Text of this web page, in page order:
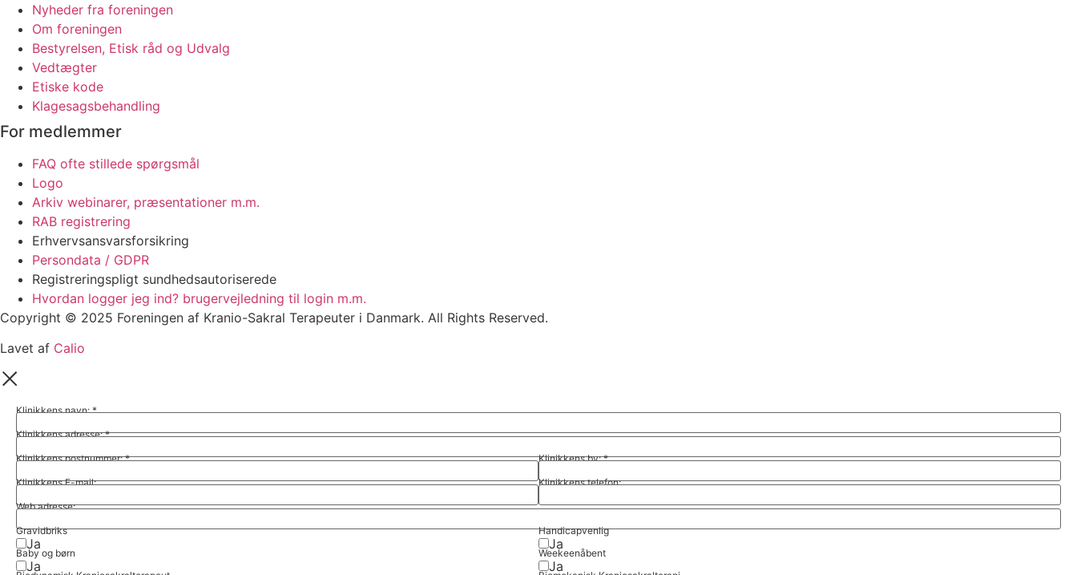
Nyheder fra foreningen
Om foreningen
Bestyrelsen, Etisk råd og Udvalg
Vedtægter
Etiske kode
Klagesagsbehandling
For medlemmer
FAQ ofte stillede spørgsmål
Logo
Arkiv webinarer, præsentationer m.m.
RAB registrering
Erhvervsansvarsforsikring
Persondata / GDPR
Registreringspligt sundhedsautoriserede
Hvordan logger jeg ind? brugervejledning til login m.m.
Copyright © 2025 Foreningen af Kranio-Sakral Terapeuter i Danmark. All Rights Reserved.
Lavet af Calio
Klinikkens navn:*
Klinikkens adresse:*
Klinikkens postnummer:* Klinikkens by:*
Klinikkens E-mail:
Klinikkens telefon:
Web adresse:
Gravidbriks
Ja
Baby og børn
Ja
Handicapvenlig
Ja
Weekeenåbent
Ja